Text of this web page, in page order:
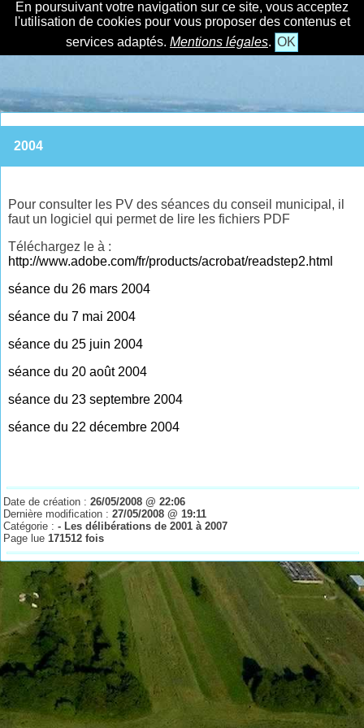
En poursuivant votre navigation sur ce site, vous acceptez
l'utilisation de cookies pour vous proposer des contenus et
services adaptés. Mentions légales. OK
2004
Pour consulter les PV des séances du conseil municipal, il
faut un logiciel qui permet de lire les fichiers PDF
Téléchargez le à :
http://www.adobe.com/fr/products/acrobat/readstep2.html
séance du 26 mars 2004
séance du 7 mai 2004
séance du 25 juin 2004
séance du 20 août 2004
séance du 23 septembre 2004
séance du 22 décembre 2004
Date de création :26/05/2008 @ 22:06
Dernière modification :27/05/2008 @ 19:11
Catégorie :- Les délibérations de 2001 à 2007
Page lue171512 fois